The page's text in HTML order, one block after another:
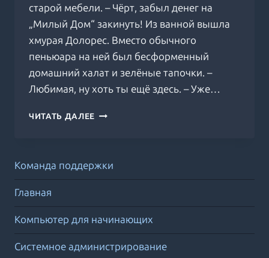
старой мебели. – Чёрт, забыл денег на
„Милый Дом“ закинуть! Из ванной вышла
хмурая Долорес. Вместо обычного
пеньюара на ней был бесформенный
домашний халат и зелёные тапочки. –
Любимая, ну хоть ты ещё здесь. – Уже…
ЧИТАТЬ ДАЛЕЕ МИЛЫЙ
Команда поддержки
Главная
Компьютер для начинающих
Системное администрирование